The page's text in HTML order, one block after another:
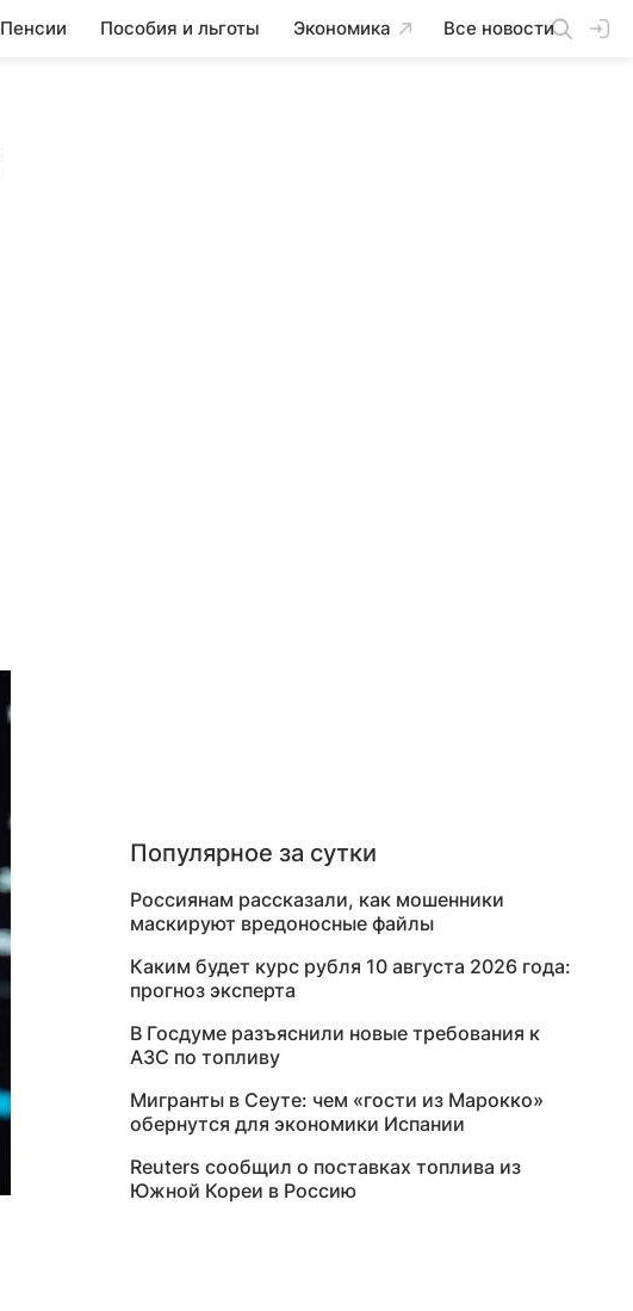
Пенсии Пособия и льготы Экономика Все новости
Популярное за сутки
Россиянам рассказали, как мошенники
маскируют вредоносные файлы
Каким будет курс рубля 10 августа 2026 года:
прогноз эксперта
В Госдуме разъяснили новые требования к
АЗС по топливу
Мигранты в Сеуте: чем «гости из Марокко»
обернутся для экономики Испании
Reuters сообщил о поставках топлива из
Южной Кореи в Россию